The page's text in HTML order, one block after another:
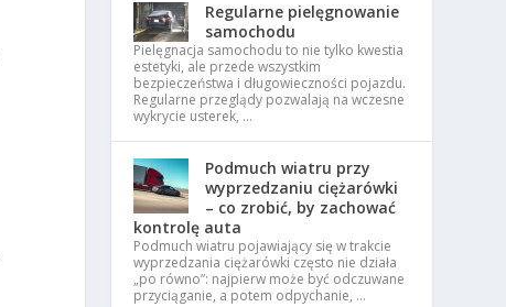
Regularne pielęgnowanie
samochodu
Pielęgnacja samochodu to nie tylko kwestia
estetyki, ale przede wszystkim
bezpieczeństwa i długowieczności pojazdu.
Regularne przeglądy pozwalają na wczesne
wykrycie usterek, …
Podmuch wiatru przy
wyprzedzaniu ciężarówki
– co zrobić, by zachować
kontrolę auta
Podmuch wiatru pojawiający się w trakcie
wyprzedzania ciężarówki często nie działa
„po równo”: najpierw może być odczuwane
przyciąganie, a potem odpychanie, …